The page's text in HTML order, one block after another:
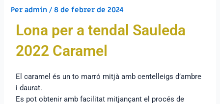
Per admin/8 de febrer de 2024
Lona per a tendal Sauleda
2022 Caramel
El caramel és un to marró mitjà amb centelleigs d’ambre
i daurat.
Es pot obtenir amb facilitat mitjançant el procés de